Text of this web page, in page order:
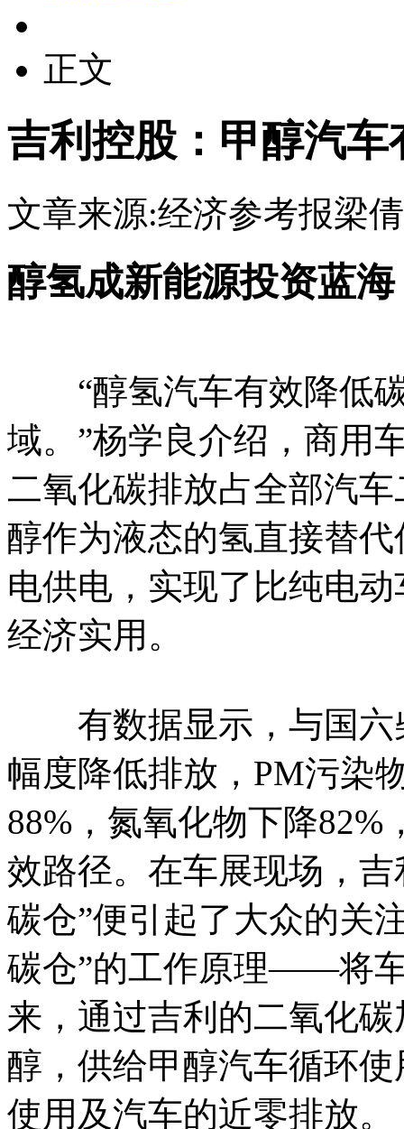
正文
吉利控股：甲醇汽
文章来源:经济参考报梁倩
醇氢成新能源投资蓝
“醇氢汽车有效降低碳
域。”杨学良介绍，商用
二氧化碳排放占全部汽
醇作为液态的氢直接替
电供电，实现了比纯电
经济实用。
有数据显示，与国六
幅度降低排放，PM污染
88%，氮氧化物下降
效路径。在车展现场，
碳仓”便引起了大众的关
碳仓”的工作原理——将
来，通过吉利的二氧化
醇，供给甲醇汽车循环
使用及汽车的近零排放。